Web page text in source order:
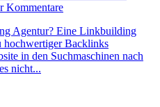
Kommentare
Agentur? Eine Linkbuilding
hochwertiger Backlinks
in den Suchmaschinen nach
nicht...